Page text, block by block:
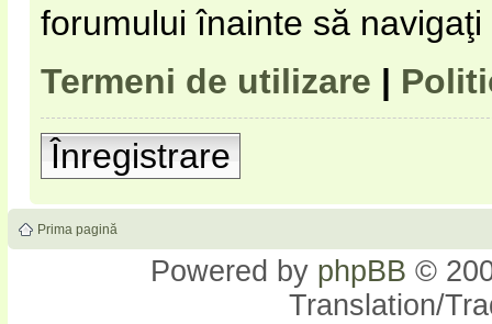
forumului înainte să
Termeni de utilizare |
Înregistrare
Prima pagină
Powered by phpBB ©
Translation/